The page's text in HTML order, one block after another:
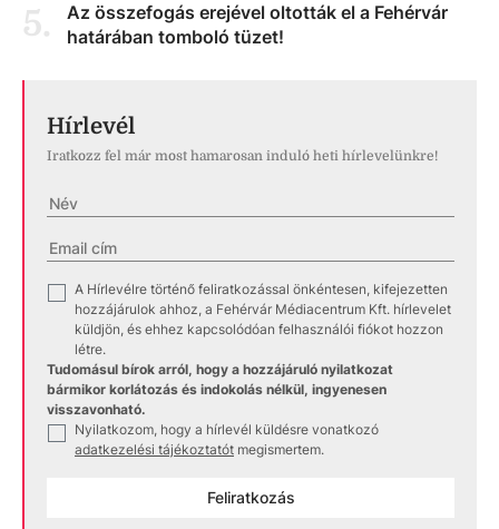
5.
Az összefogás erejével oltották el a Fehérvár
határában tomboló tüzet!
Hírlevél
Iratkozz fel már most hamarosan induló heti hírlevelünkre!
A Hírlevélre történő feliratkozással önkéntesen, kifejezetten
hozzájárulok ahhoz, a Fehérvár Médiacentrum Kft. hírlevelet
küldjön, és ehhez kapcsolódóan felhasználói fiókot hozzon
létre.
Tudomásul bírok arról, hogy a hozzájáruló nyilatkozat
bármikor korlátozás és indokolás nélkül, ingyenesen
visszavonható.
Nyilatkozom, hogy a hírlevél küldésre vonatkozó
adatkezelési tájékoztatót megismertem.
Feliratkozás